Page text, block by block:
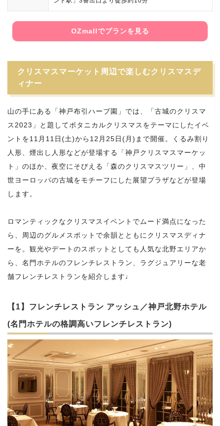
OZmallでプランを見る
クリスマスマーケット周辺で楽しむクリスマスデ
ィナー
山の手にある「神戸布引ハーブ園」では、「古城のクリスマ
ス2023」と題してボタニカルクリスマスをテーマにしたイベ
ントを11月11日(土)から12月25日(月)まで開催。くるみ割り
人形、煙出し人形などが登場する「神戸クリスマスマーケッ
ト」のほか、夜空にそびえる「森のクリスマスツリー」、中
世ヨーロッパの古城をモチーフにした展望プラザなどが登場
します。
ロマンティックなクリスマスイベントでムード満点になった
ら、周辺のグルメスポットで余韻とともにクリスマスディナ
ーを。観光やデートのスポットとしても人気な北野エリアか
ら、名門ホテルのフレンチレストラン、ラグジュアリーな老
舗フレンチレストランを紹介します♩
【1】フレンチレストラン アッシュ／神戸北野ホテル
(名門ホテルの格調高いフレンチレストラン)